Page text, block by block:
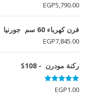
EGP5,790.00
فرن كھرباء 60 سم جورنيا
EGP7,845.00
ركنة مودرن - S108
تم التقييم
5.00
من 5
EGP1.00